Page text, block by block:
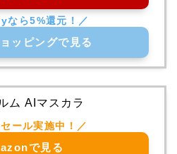
ッピングで見る
ム AIマスカラ
で見る